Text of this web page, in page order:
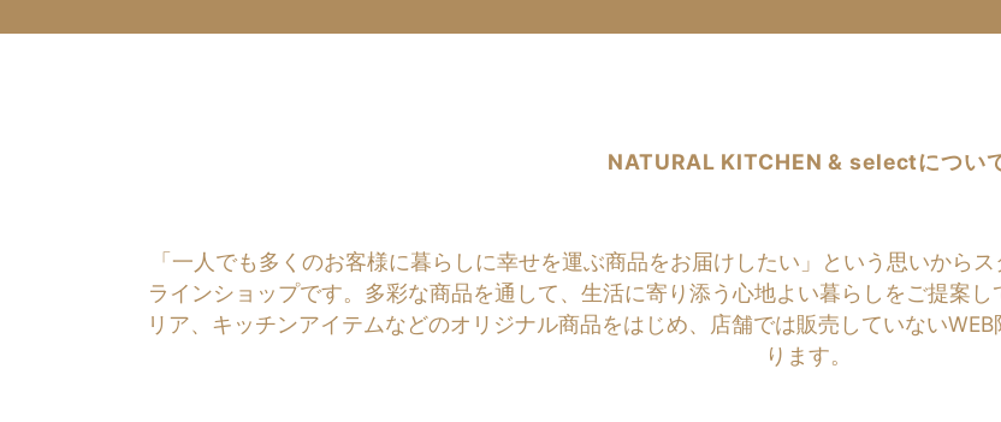
NATURAL KITCHEN & selectについ
「一人でも多くのお客様に暮らしに幸せを運ぶ商品をお届けしたい」という思いから
ラインショップです。多彩な商品を通して、生活に寄り添う心地よい暮らしをご提案
リア、キッチンアイテムなどのオリジナル商品をはじめ、店舗では販売していない
ります。